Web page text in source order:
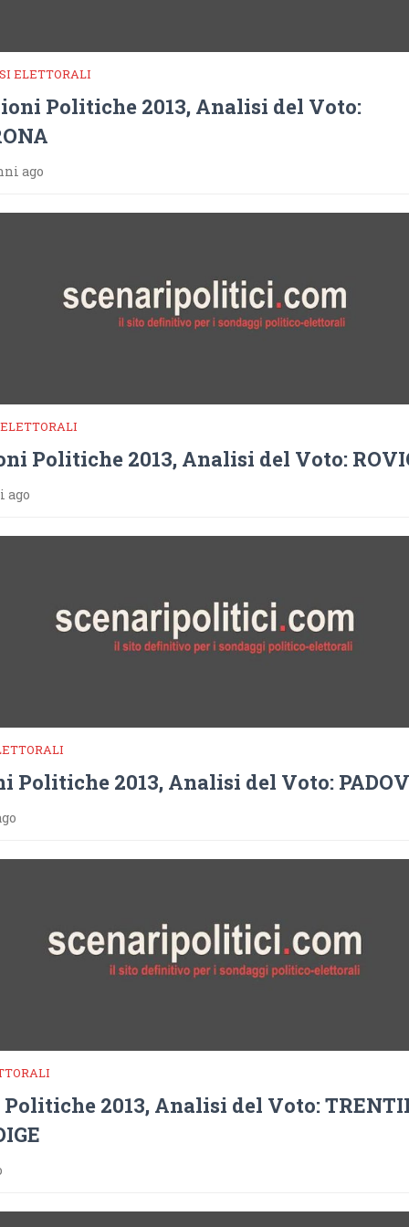
ELETTORALI
Politiche 2013, Analisi del Voto:
ago
Politiche 2013, Analisi del Voto:
ago
Politiche 2013, Analisi del Voto:
2013, Analisi del Voto: